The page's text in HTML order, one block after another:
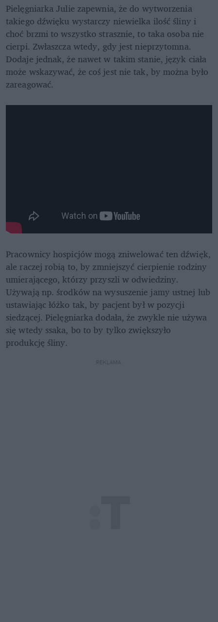
Pielęgniarka Julie zapewnia, że do wytworzenia
takiego dźwięku wystarczy niewielka ilość śliny i
choć brzmi to wszystko strasznie, to taka osoba nie
cierpi. Zwłaszcza wtedy, gdy jest nieprzytomna.
Dodaje jednak, że nawet w takim stanie, język ciała
może wskazywać, że coś jest nie tak, by można było
zareagować.
Pracownicy hospicjów mogą zniwelować ten dźwięk,
ale raczej robią to, by zmniejszyć cierpienie rodziny
umierającego, którzy przyszli w odwiedziny.
Używają np. środków na wysuszenie jamy ustnej lub
ustawiając łóżko tak, by pacjent był w pozycji
siedzącej. Pielęgniarka dodała, że zwykle nie używa
się wtedy ssaka, bo to by tylko zwiększyło
produkcję śliny.
REKLAMA